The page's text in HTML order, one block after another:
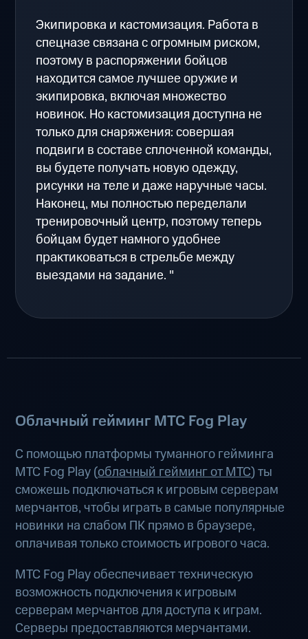
Экипировка и кастомизация. Работа в
спецназе связана с огромным риском,
поэтому в распоряжении бойцов
находится самое лучшее оружие и
экипировка, включая множество
новинок. Но кастомизация доступна не
только для снаряжения: совершая
подвиги в составе сплоченной команды,
вы будете получать новую одежду,
рисунки на теле и даже наручные часы.
Наконец, мы полностью переделали
тренировочный центр, поэтому теперь
бойцам будет намного удобнее
практиковаться в стрельбе между
выездами на задание. "
Облачный гейминг МТС Fog Play
С помощью платформы туманного гейминга
МТС Fog Play (облачный гейминг от МТС) ты
сможешь подключаться к игровым серверам
мерчантов, чтобы играть в самые популярные
новинки на слабом ПК прямо в браузере,
оплачивая только стоимость игрового часа.
МТС Fog Play обеспечивает техническую
возможность подключения к игровым
серверам мерчантов для доступа к играм.
Серверы предоставляются мерчантами.